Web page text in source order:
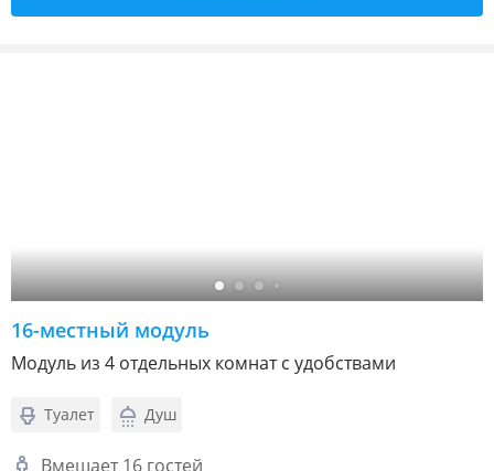
16-местный модуль
Модуль из 4 отдельных комнат с удобствами
Туалет Душ
Вмещает 16 гостей